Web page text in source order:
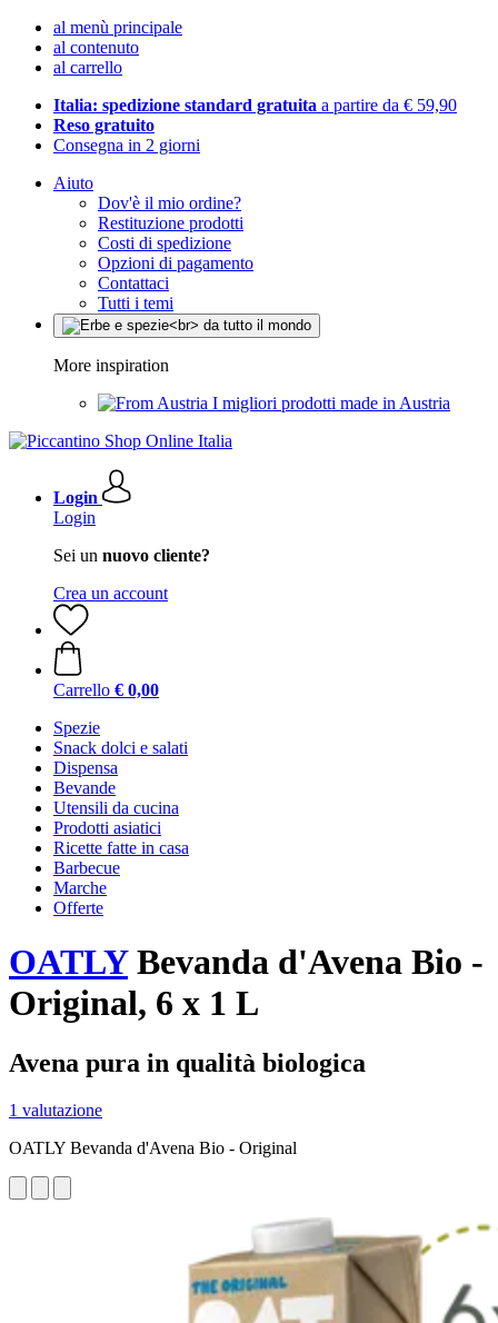
al menù principale
al contenuto
al carrello
Italia: spedizione standard gratuita a partire da € 59,90
Reso gratuito
Consegna in 2 giorni
Aiuto
Dov'è il mio ordine?
Restituzione prodotti
Costi di spedizione
Opzioni di pagamento
Contattaci
Tutti i temi
More inspiration
I migliori prodotti made in Austria
Login
Login
Sei un nuovo cliente?
Crea un account
Carrello € 0,00
Spezie
Snack dolci e salati
Dispensa
Bevande
Utensili da cucina
Prodotti asiatici
Ricette fatte in casa
Barbecue
Marche
Offerte
OATLYBevanda d'Avena Bio -
Original, 6 x 1 L
Avena pura in qualità biologica
1 valutazione
OATLY Bevanda d'Avena Bio - Original